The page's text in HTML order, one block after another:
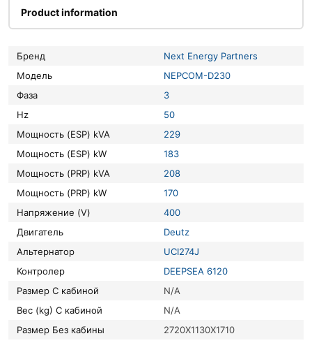
Product information
Бренд
Next Energy Partners
Модель
NEPCOM-D230
Фаза
3
Hz
50
Мощность (ESP) kVA
229
Мощность (ESP) kW
183
Мощность (PRP) kVA
208
Мощность (PRP) kW
170
Напряжение (V)
400
Двигатель
Deutz
Альтернатор
UCI274J
Контролер
DEEPSEA 6120
Размер С кабиной
N/A
Вес (kg) С кабиной
N/A
Размер Без кабины
2720X1130X1710